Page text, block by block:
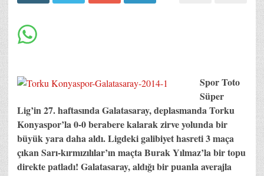
Spor Toto
Süper
Lig’in 27. haftasında Galatasaray, deplasmanda Torku
Konyaspor’la 0-0 berabere kalarak zirve yolunda bir
büyük yara daha aldı. Ligdeki galibiyet hasreti 3 maça
çıkan Sarı-kırmızılılar’ın maçta Burak Yılmaz’la bir topu
direkte patladı! Galatasaray, aldığı bir puanla averajla